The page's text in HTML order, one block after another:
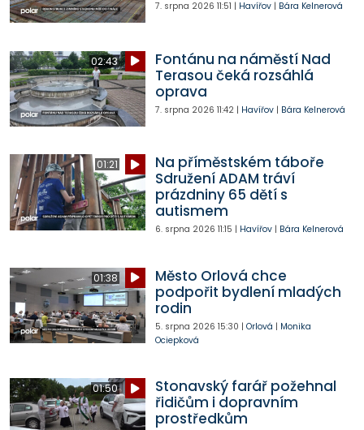
7. srpna 2026 11:51 | Havířov| Bára Kelnerová
02:43
Fontánu na náměstí Nad
Terasou čeká rozsáhlá
oprava
7. srpna 2026 11:42| Havířov| Bára Kelnerová
01:21
Na příměstském táboře
Sdružení ADAM tráví
prázdniny 65 dětí s
autismem
6. srpna 2026 11:15 | Havířov| Bára Kelnerová
01:38
Město Orlová chce
podpořit bydlení mladých
rodin
5. srpna 2026 15:30 | Orlová | Monika
Ociepková
01:50
Stonavský farář požehnal
řidičům i dopravním
prostředkům